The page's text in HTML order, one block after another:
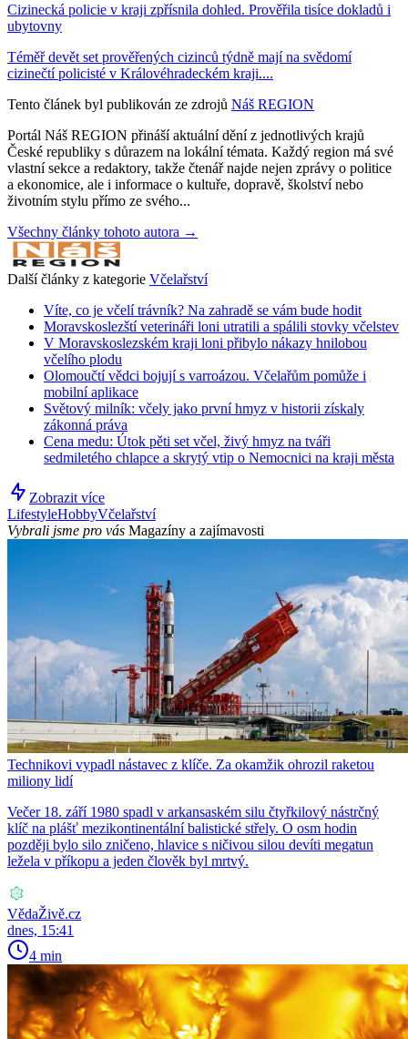
Cizinecká policie v kraji zpřísnila dohled. Prověřila tisíce dokladů i
ubytovny
Téměř devět set prověřených cizinců týdně mají na svědomí
cizinečtí policisté v Královéhradeckém kraji....
Tento článek byl publikován ze zdrojů Náš REGION
Portál Náš REGION přináší aktuální dění z jednotlivých krajů
České republiky s důrazem na lokální témata. Každý region má své
vlastní sekce a redaktory, takže čtenář najde nejen zprávy o politice
a ekonomice, ale i informace o kultuře, dopravě, školství nebo
životním stylu přímo ze svého...
Všechny články tohoto autora →
Další články z kategorie Včelařství
Víte, co je včelí trávník? Na zahradě se vám bude hodit
Moravskoslezští veterináři loni utratili a spálili stovky včelstev
V Moravskoslezském kraji loni přibylo nákazy hnilobou
včelího plodu
Olomoučtí vědci bojují s varroázou. Včelařům pomůže i
mobilní aplikace
Světový milník: včely jako první hmyz v historii získaly
zákonná práva
Cena medu: Útok pěti set včel, živý hmyz na tváři
sedmiletého chlapce a skrytý vtip o Nemocnici na kraji města
Zobrazit více
LifestyleHobbyVčelařství
Vybrali jsme pro vás Magazíny a zajímavosti
Technikovi vypadl nástavec z klíče. Za okamžik ohrozil raketou
miliony lidí
Večer 18. září 1980 spadl v arkansaském silu čtyřkilový nástrčný
klíč na plášť mezikontinentální balistické střely. O osm hodin
později bylo silo zničeno, hlavice s ničivou silou devíti megatun
ležela v příkopu a jeden člověk byl mrtvý.
VědaŽivě.cz
dnes, 15:41
4 min